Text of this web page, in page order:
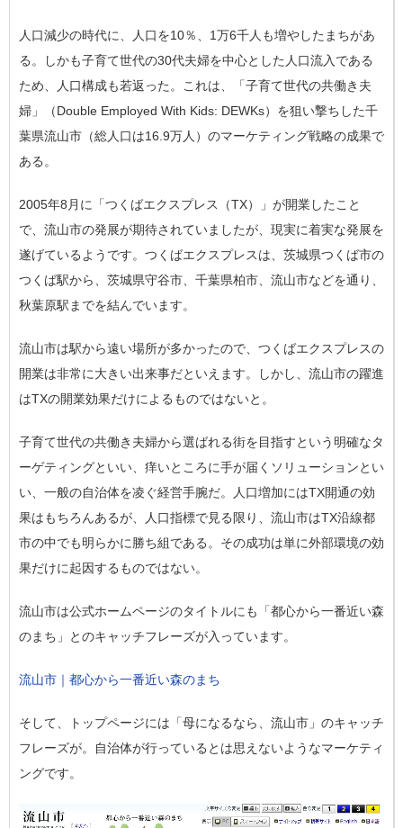
人口減少の時代に、人口を10％、1万6千人も増やしたまちがあ
る。しかも子育て世代の30代夫婦を中心とした人口流入である
ため、人口構成も若返った。これは、「子育て世代の共働き夫
婦」（Double Employed With Kids: DEWKs）を狙い撃ちした千
葉県流山市（総人口は16.9万人）のマーケティング戦略の成果で
ある。
2005年8月に「つくばエクスプレス（TX）」が開業したこと
で、流山市の発展が期待されていましたが、現実に着実な発展を
遂げているようです。つくばエクスプレスは、茨城県つくば市の
つくば駅から、茨城県守谷市、千葉県柏市、流山市などを通り、
秋葉原駅までを結んでいます。
流山市は駅から遠い場所が多かったので、つくばエクスプレスの
開業は非常に大きい出来事だといえます。しかし、流山市の躍進
はTXの開業効果だけによるものではないと。
子育て世代の共働き夫婦から選ばれる街を目指すという明確なタ
ーゲティングといい、痒いところに手が届くソリューションとい
い、一般の自治体を凌ぐ経営手腕だ。人口増加にはTX開通の効
果はもちろんあるが、人口指標で見る限り、流山市はTX沿線都
市の中でも明らかに勝ち組である。その成功は単に外部環境の効
果だけに起因するものではない。
流山市は公式ホームページのタイトルにも「都心から一番近い森
のまち」とのキャッチフレーズが入っています。
流山市｜都心から一番近い森のまち
そして、トップページには「母になるなら、流山市」のキャッチ
フレーズが。自治体が行っているとは思えないようなマーケティ
ングです。